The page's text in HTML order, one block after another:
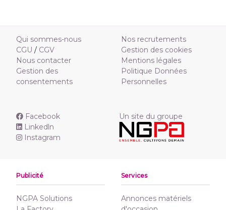
Qui sommes-nous
CGU / CGV
Nous contacter
Gestion des
consentements
Nos recrutements
Gestion des cookies
Mentions légales
Politique Données
Personnelles
Facebook
Linkedln
Instagram
Un site du groupe
Publicité
NGPA Solutions
Services
Annonces matériels